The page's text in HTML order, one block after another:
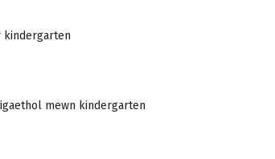
kindergarten
mewn kindergarten